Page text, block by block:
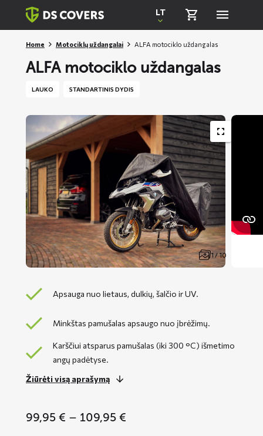
Skiplinks
LT
Home Motociklų uždangalai ALFA motociklo uždangalas
ALFA motociklo uždangalas
LAUKO STANDARTINIS DYDIS
1 / 10
Apsauga nuo lietaus, dulkių, šalčio ir UV.
Minkštas pamušalas apsaugo nuo įbrėžimų.
Karščiui atsparus pamušalas (iki 300 °C) išmetimo
angų padėtyse.
Žiūrėti visą aprašymą
99,95 € – 109,95 €